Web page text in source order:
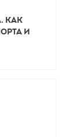
Как
и